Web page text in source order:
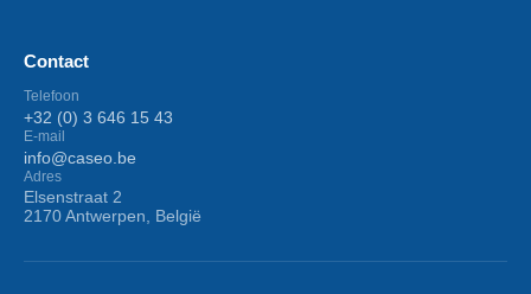
Contact
Telefoon
+32 (0) 3 646 15 43
E-mail
info@caseo.be
Adres
Elsenstraat 2
2170 Antwerpen, België